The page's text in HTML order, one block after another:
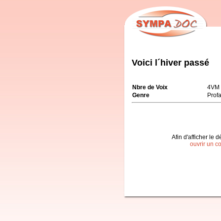
Voici l´hiver passé
Nbre de Voix
4VM
Genre
Afin d'afficher le
ouvrir un